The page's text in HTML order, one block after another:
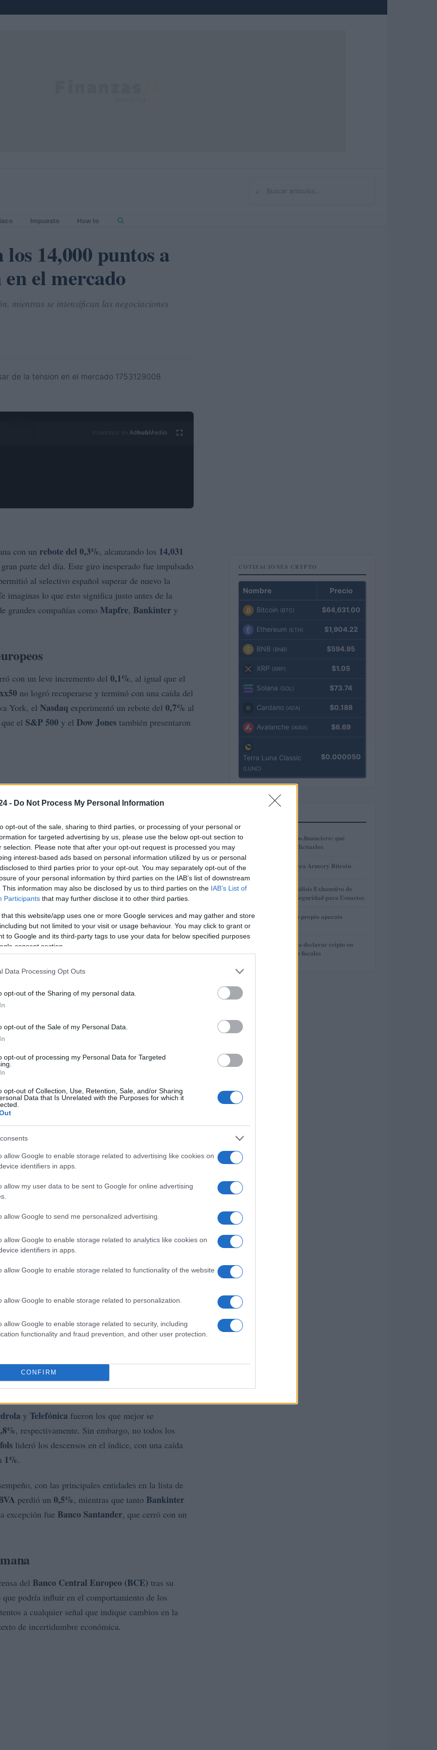
- Do Not Process My Personal Information
opt-out of the sale, sharing to third parties, or processing of your personal or
for targeted advertising by us, please use the below opt-out section to
selection. Please note that after your opt-out request is processed you may
interest-based ads based on personal information utilized by us or personal
to third parties prior to your opt-out. You may separately opt-out of the
of your personal information by third parties on the IAB’s list of downstream
This information may also be disclosed by us to third parties on the IAB’s List of
Participants that may further disclose it to other third parties.
that this website/app uses one or more Google services and may gather and store
but not limited to your visit or usage behaviour. You may click to grant or
to Google and its third-party tags to use your data for below specified purposes
consent section.
Data Processing Opt Outs
opt-out of the Sharing of my personal data.
opt-out of the Sale of my Personal Data.
opt-out of processing my Personal Data for Targeted
opt-out of Collection, Use, Retention, Sale, and/or Sharing
Data that Is Unrelated with the Purposes for which it
allow Google to enable storage related to advertising like cookies on
identifiers in apps.
allow my user data to be sent to Google for online advertising
allow Google to send me personalized advertising.
allow Google to enable storage related to analytics like cookies on
identifiers in apps.
allow Google to enable storage related to functionality of the website
allow Google to enable storage related to personalization.
allow Google to enable storage related to security, including
functionality and fraud prevention, and other user protection.
CONFIRM
Buscar
Impuesto How to
14,000 puntos a
el mercado
mientras se intensifican las negociaciones
Ad hubMedia
con un rebote del 0,3%, alcanzando los 14,031
parte del día. Este giro inesperado fue impulsado
al selectivo español superar de nuevo la
imaginas lo que esto significa justo antes de la
grandes compañías como Mapfre, Bankinter y
con un leve incremento del 0,1%, al igual que el
no logró recuperarse y terminó con una caída del
York, el Nasdaq experimentó un rebote del 0,7% al
el S&P 500 y el Dow Jones también presentaron
mercadosigue tambaleándose por las crecientes
Europa. La administración de
europeas si no se llega a un acuerdo comercial
ha llevado a negociadores de ambos lados a
aunque el resultado sigue siendo un misterio.
que “el mercado aún no ha descontado
Esto sugiere que los inversores deben estar
futuro cercano. Además, las autoridades
en caso de que las negociaciones con Estados
en el mercado europeo.
35
liderado por las compañías acereras.
superior al4%, cerrando en lo más alto del
. Por otro lado,ColonialyAcciona también lograron
y Telefónica fueron los que mejor se
, respectivamente. Sin embargo, no todos los
lideró los descensos en el índice, con una caída
1%.
con las principales entidades en la lista de
perdió un 0,5%, mientras que tanto Bankinter
excepción fue Banco Santander, que cerró con un
del Banco Central Europeo (BCE) tras su
podría influir en el comportamiento de los
a cualquier señal que indique cambios en la
de incertidumbre económica.
COTIZACIONES CRYPTO
Nombre Precio
Bitcoin (BTC) $64,631.00
Ethereum (ETH) $1,904.22
BNB (BNB) $594.95
XRP (XRP) $1.05
Solana (SOL) $73.74
Cardano (ADA) $0.188
Avalanche (AVAX) $6.69
Terra Luna Classic
(LUNC)
$0.000050
1
Préstamos en Kubo.financiero: qué
ofrecen y cómo solicitarlos
2 Revisión de billetera Armory Bitcoin
3
Gana Crédito: Análisis Exhaustivo de
Funcionalidad y Seguridad para Usuarios
4 Cómo construir tu propio aparato
electrónico
Guía práctica para declarar cripto en
España sin riesgos fiscales